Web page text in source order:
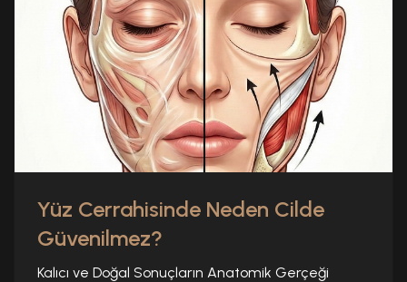
Yüz Cerrahisinde Neden Cilde
Güvenilmez?
Kalıcı ve Doğal Sonuçların Anatomik Gerçeği